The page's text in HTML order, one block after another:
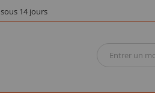
sous 14 jours